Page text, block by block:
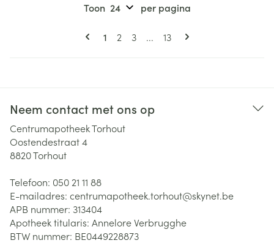
Pagina's
U lees momenteel pagina
1 Pagina
2 Pagina
3 ... Pagina
13
Toon per pagina
Neem contact met ons op
Centrumapotheek Torhout
Oostendestraat 4
8820Torhout
Telefoon: 050 21 11 88
E-mailadres: centrumapotheek.torhout@skynet.be
APB nummer: 313404
Apotheek titularis: Annelore Verbrugghe
BTW nummer: BE0449228873